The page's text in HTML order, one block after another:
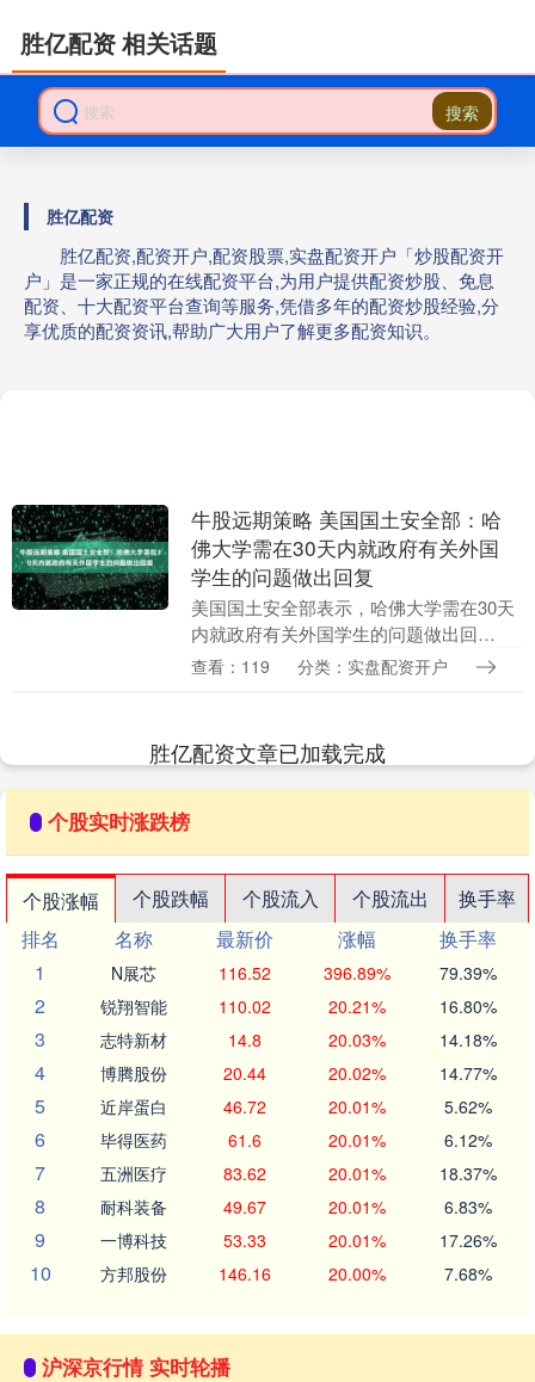
搜索
胜亿配资
胜亿配资,配资开户,配资股票,实盘配资开户「炒股配资开
户」是一家正规的在线配资平台,为用户提供配资炒股、免息
配资、十大配资平台查询等服务,凭借多年的配资炒股经验,分
享优质的配资资讯,帮助广大用户了解更多配资知识。
胜亿配资 相关话题
牛股远期策略 美国国土安全部：哈
佛大学需在30天内就政府有关外国
学生的问题做出回复
美国国土安全部表示，哈佛大学需在30天
内就政府有关外国学生的问题做出回
复。....
查看：119 分类：实盘配资开户
胜亿配资文章已加载完成
个股实时涨跌榜
个股涨幅 个股跌幅 个股流入 个股流出
换手率
排名
名称 最新价 涨幅
换手率
1
N展芯 116.52 396.89% 79.39%
2 锐翔智能 110.02 20.21% 16.80%
3 志特新材 14.8 20.03% 14.18%
4 博腾股份 20.44 20.02% 14.77%
5 近岸蛋白 46.72 20.01% 5.62%
6 毕得医药 61.6 20.01% 6.12%
7 五洲医疗 83.62 20.01% 18.37%
8 耐科装备 49.67 20.01% 6.83%
9 一博科技 53.33 20.01% 17.26%
10 方邦股份 146.16 20.00% 7.68%
沪深京行情 实时轮播